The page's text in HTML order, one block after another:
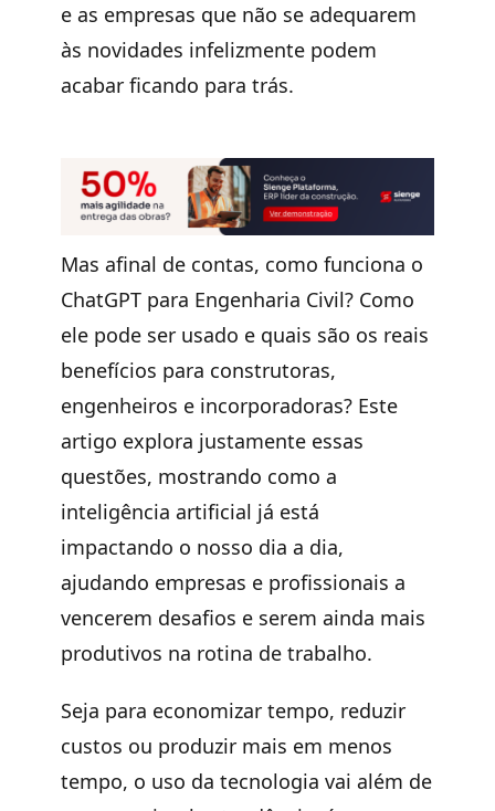
e as empresas que não se adequarem
às novidades infelizmente podem
acabar ficando para trás.
Mas afinal de contas, como funciona o
ChatGPT para Engenharia Civil? Como
ele pode ser usado e quais são os reais
benefícios para construtoras,
engenheiros e incorporadoras? Este
artigo explora justamente essas
questões, mostrando como a
inteligência artificial já está
impactando o nosso dia a dia,
ajudando empresas e profissionais a
vencerem desafios e serem ainda mais
produtivos na rotina de trabalho.
Seja para economizar tempo, reduzir
custos ou produzir mais em menos
tempo, o uso da tecnologia vai além de